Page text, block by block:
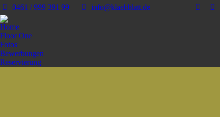
0461 / 999 391 99 info@klaehblatt.de
Home
Floor One
Fotos
Bewerbungen
Reservierung